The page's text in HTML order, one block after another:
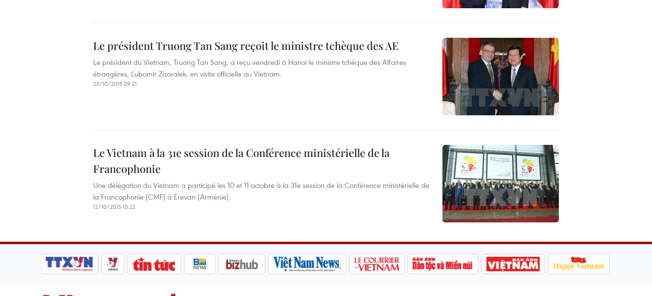
Le président Truong Tan Sang reçoit le ministre tchèque des AE
Le président du Vietnam, Truong Tan Sang, a reçu vendredi à Hanoi le ministre tchèque des Affaires
étrangères, Lubomir Zaoralek, en visite officielle au Vietnam.
23/10/2015 09:21
Le Vietnam à la 31e session de la Conférence ministérielle de la
Francophonie
Une délégation du Vietnam a participé les 10 et 11 octobre à la 31e session de la Conférence ministérielle de
la Francophonie (CMF) à Erevan (Arménie).
12/10/2015 10:22